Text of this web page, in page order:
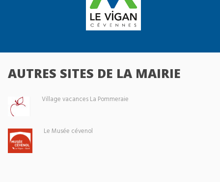
AUTRES SITES DE LA MAIRIE
Village vacances La Pommeraie
Le Musée cévenol